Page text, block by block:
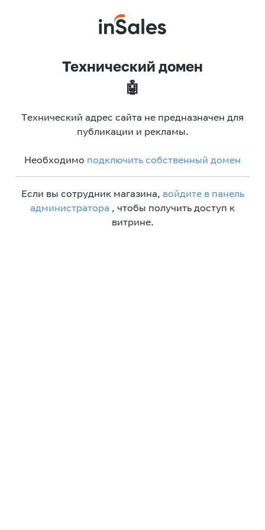
Технический домен
🤖
Технический адрес сайта не предназначен для
публикации и рекламы.
Необходимо подключить собственный домен
Если вы сотрудник магазина, войдите в панель
администратора , чтобы получить доступ к
витрине.